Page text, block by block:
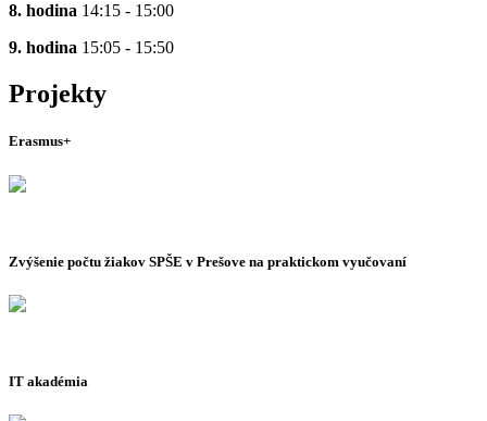
8. hodina 14:15 - 15:00
9. hodina 15:05 - 15:50
Projekty
Erasmus+
Zvýšenie počtu žiakov SPŠE v Prešove na praktickom vyučovaní
IT akadémia